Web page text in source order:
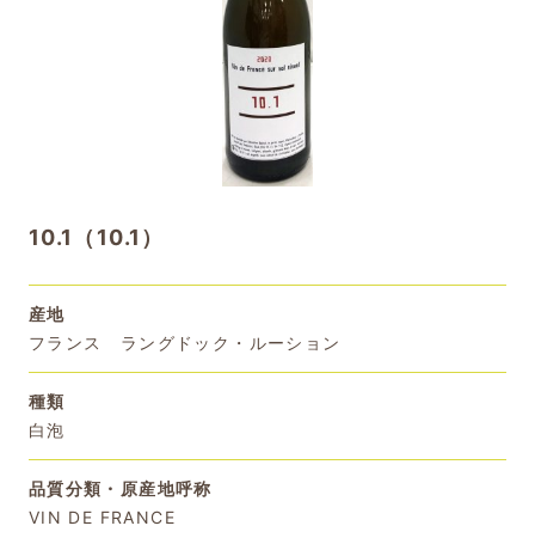
10.1（10.1）
産地
フランス ラングドック・ルーション
種類
白泡
品質分類・原産地呼称
VIN DE FRANCE